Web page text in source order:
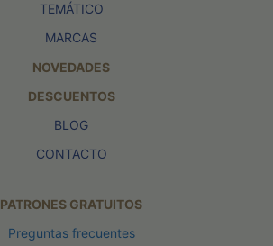
TEMÁTICO
MARCAS
NOVEDADES
DESCUENTOS
BLOG
CONTACTO
PATRONES GRATUITOS
Preguntas frecuentes